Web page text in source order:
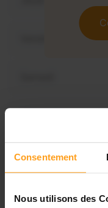
Consentement
Nous utilisons des
Services